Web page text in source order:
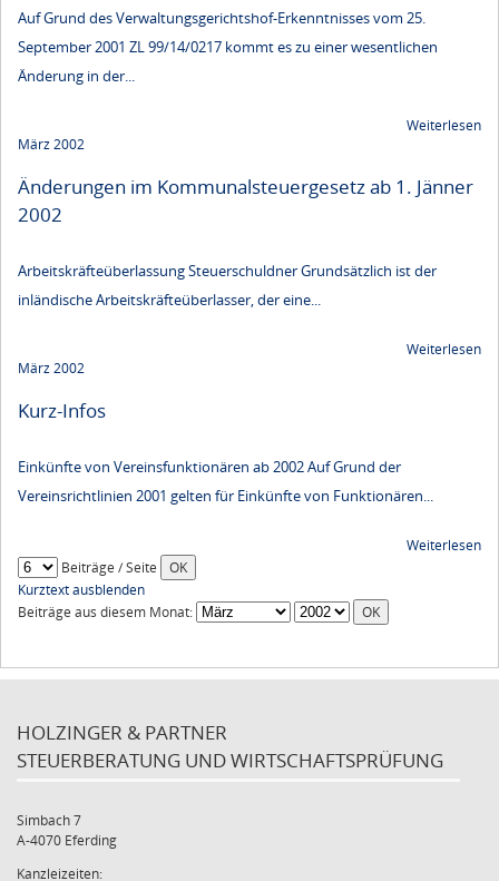
Auf Grund des Verwaltungsgerichtshof-Erkenntnisses vom 25.
September 2001 ZL 99/14/0217 kommt es zu einer wesentlichen
Änderung in der...
Weiterlesen
März 2002
Änderungen im Kommunalsteuergesetz ab 1. Jänner
2002
Arbeitskräfteüberlassung Steuerschuldner Grundsätzlich ist der
inländische Arbeitskräfteüberlasser, der eine...
Weiterlesen
März 2002
Kurz-Infos
Einkünfte von Vereinsfunktionären ab 2002 Auf Grund der
Vereinsrichtlinien 2001 gelten für Einkünfte von Funktionären...
Weiterlesen
Beiträge / Seite
Kurztext ausblenden
Beiträge aus diesem Monat:
HOLZINGER & PARTNER
STEUERBERATUNG UND WIRTSCHAFTSPRÜFUNG
Simbach 7
A-4070 Eferding
Kanzleizeiten: